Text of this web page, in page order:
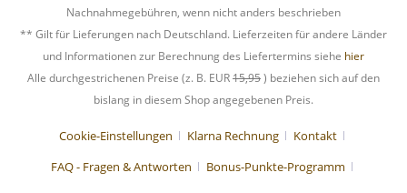
Nachnahmegebühren, wenn nicht anders beschrieben
** Gilt für Lieferungen nach Deutschland. Lieferzeiten für andere Länder
und Informationen zur Berechnung des Liefertermins siehe hier
Alle durchgestrichenen Preise (z. B. EUR15,95) beziehen sich auf den
bislang in diesem Shop angegebenen Preis.
Cookie-Einstellungen Klarna Rechnung
Kontakt
FAQ - Fragen & Antworten
Bonus-Punkte-Programm